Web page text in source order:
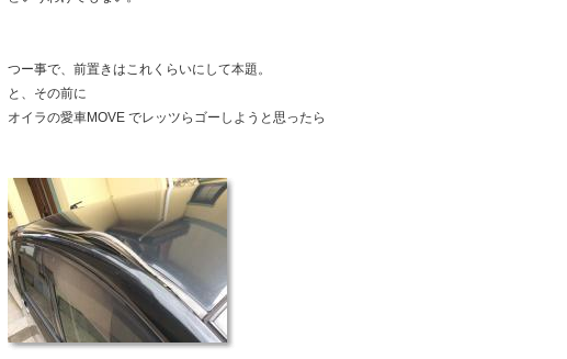
つー事で、前置きはこれくらいにして本題。
と、その前に
オイラの愛車MOVE でレッツらゴーしようと思ったら